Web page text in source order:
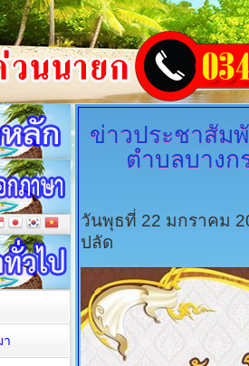
ข่าวประชาสัม
ตำบลบางก
วันพุธที่ 22 มกราคม
ปลัด
า